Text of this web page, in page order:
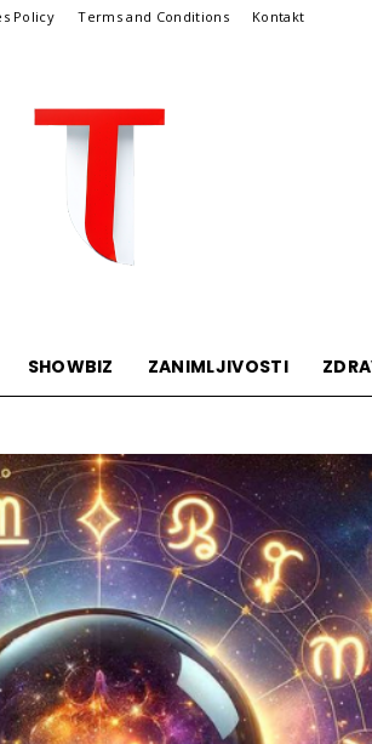
Policy Terms and Conditions Kontakt
Portal
SHOWBIZ ZANIMLJIVOSTI